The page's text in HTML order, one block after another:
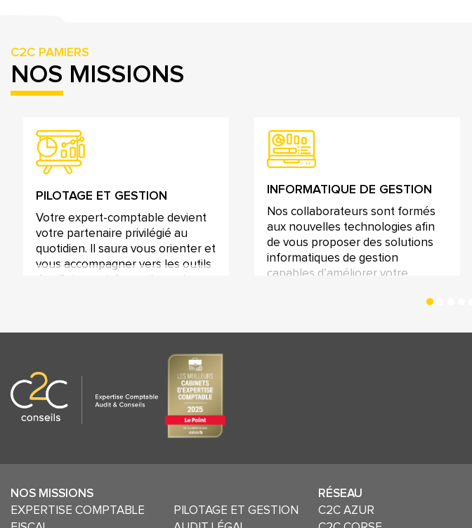
C2C PAMIERS
NOS MISSIONS
PILOTAGE ET GESTION
Votre expert-comptable devient
votre partenaire privilégié au
quotidien. Il saura vous orienter et
vous accompagner vers les outils
de pilotage et de gestion qui
INFORMATIQUE DE GESTION
Nos collaborateurs sont formés
aux nouvelles technologies afin
de vous proposer des solutions
informatiques de gestion
capables d’améliorer votre
NOS MISSIONS
EXPERTISE COMPTABLE
PILOTAGE ET GESTION
RÉSEAU
C2C AZUR